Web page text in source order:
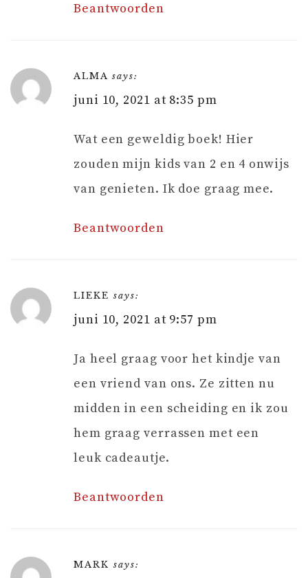
Beantwoorden
ALMA says:
juni 10, 2021 at 8:35 pm
Wat een geweldig boek! Hier
zouden mijn kids van 2 en 4 onwijs
van genieten. Ik doe graag mee.
Beantwoorden
LIEKE says:
juni 10, 2021 at 9:57 pm
Ja heel graag voor het kindje van
een vriend van ons. Ze zitten nu
midden in een scheiding en ik zou
hem graag verrassen met een
leuk cadeautje.
Beantwoorden
MARK says: